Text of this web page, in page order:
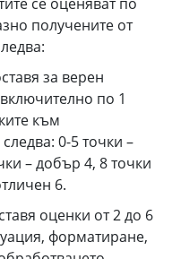
получените от
за верен
по 1
към
0-5 точки –
– добър 4, 8 точки
6.
оценки от 2 до 6
форматиране,